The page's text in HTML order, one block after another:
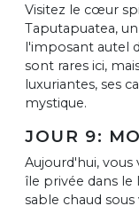
Visitez le cœur
Taputapuatea,
l'imposant autel
sont rares ici,
luxuriantes, ses
mystique.
JOUR 9:
Aujourd'hui,
île privée dans le
sable chaud